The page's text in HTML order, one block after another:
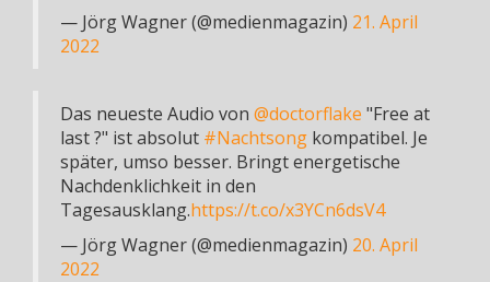
— Jörg Wagner (@medienmagazin) 21. April
2022
Das neueste Audio von @doctorflake "Free at
last ?" ist absolut #Nachtsong kompatibel. Je
später, umso besser. Bringt energetische
Nachdenklichkeit in den
Tagesausklang.https://t.co/x3YCn6dsV4
— Jörg Wagner (@medienmagazin) 20. April
2022